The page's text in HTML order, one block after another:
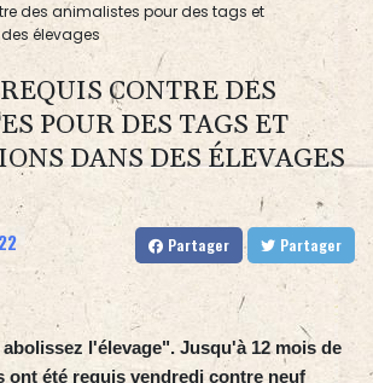
des animalistes pour des tags et
élevages
CONTRE DES
POUR DES TAGS ET
DANS DES ÉLEVAGES
Partager Partager
l'élevage". Jusqu'à 12 mois de
ont été requis vendredi contre neuf